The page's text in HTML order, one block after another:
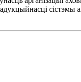
сістэмы